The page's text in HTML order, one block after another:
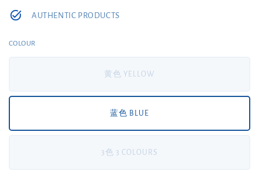
AUTHENTIC PRODUCTS
COLOUR
黄色 YELLOW
蓝色 BLUE
3色 3 COLOURS